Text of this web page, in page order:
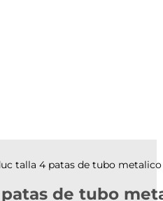
talla 4 patas de tubo
de tubo